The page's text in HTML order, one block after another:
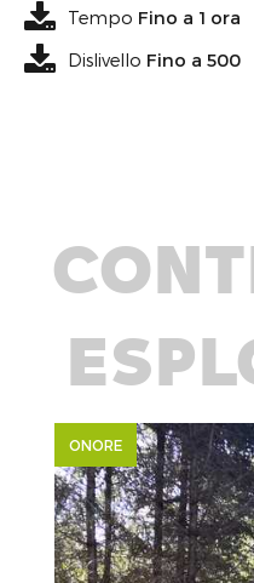
Tempo Fino a 1 ora
Dislivello Fino a 500
ONORE